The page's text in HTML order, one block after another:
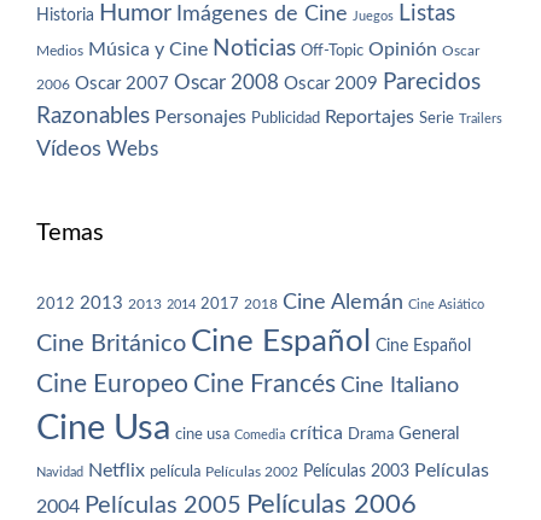
Historia Humor Imágenes de Cine Juegos Listas
Medios Música y Cine Noticias Off-Topic Opinión Oscar
2006 Oscar 2007 Oscar 2008 Oscar 2009 Parecidos
Razonables Personajes Publicidad Reportajes Serie Trailers
Vídeos Webs
Temas
2012 2013 2013 2014 2017 2018 Cine Alemán Cine Asiático
Cine Británico Cine Español Cine Español
Cine Europeo Cine Francés Cine Italiano
Cine Usa cine usa Comedia crítica Drama General
Navidad Netflix película Películas 2002 Películas 2003 Películas
2004 Películas 2005 Películas 2006